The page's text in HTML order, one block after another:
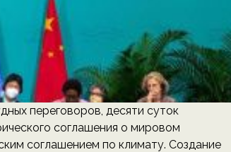
переговоров, десяти суток
соглашения о мировом
соглашением по климату. Создание